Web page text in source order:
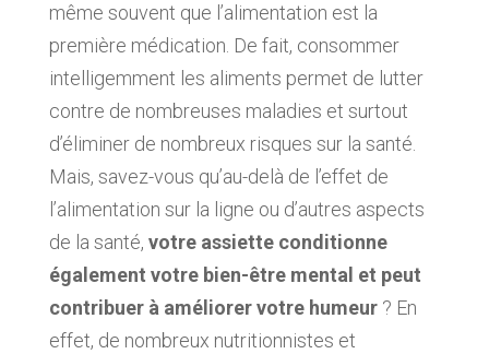
même souvent que l’alimentation est la
première médication. De fait, consommer
intelligemment les aliments permet de lutter
contre de nombreuses maladies et surtout
d’éliminer de nombreux risques sur la santé.
Mais, savez-vous qu’au-delà de l’effet de
l’alimentation sur la ligne ou d’autres aspects
de la santé, votre assiette conditionne
également votre bien-être mental et peut
contribuer à améliorer votre humeur? En
effet, de nombreux nutritionnistes et